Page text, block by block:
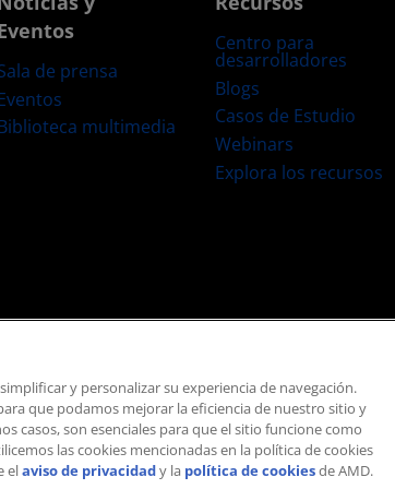
de prensa
multimedia
Centro para
desarrolladores
Blogs
Casos de Estudio
Webinars
Explora los recursos
© 2026 Advanced Micro Devices,
y personalizar su experiencia de navegación.
que podamos mejorar la eficiencia de nuestro sitio y
casos, son esenciales para que el sitio funcione como
las cookies mencionadas en la política de cookies
elaviso de privacidady la política de cookiesde AMD.